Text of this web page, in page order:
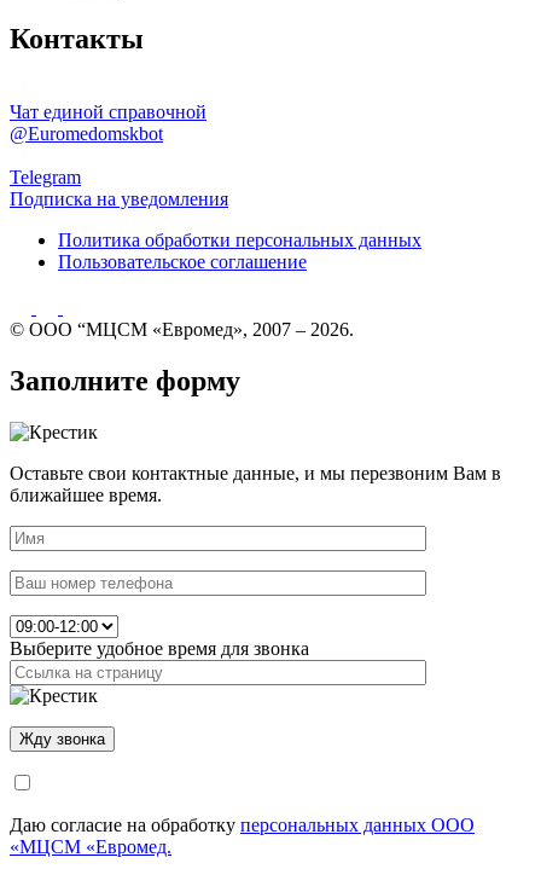
Контакты
Чат единой справочной
@Euromedomskbot
Telegram
Подписка на уведомления
Политика обработки персональных данных
Пользовательское соглашение
© ООО “МЦСМ «Евромед», 2007 – 2026.
Заполните форму
Оставьте свои контактные данные, и мы перезвоним Вам в
ближайшее время.
Выберите удобное время для звонка
Даю согласие на обработку персональных данных ООО
«МЦСМ «Евромед.